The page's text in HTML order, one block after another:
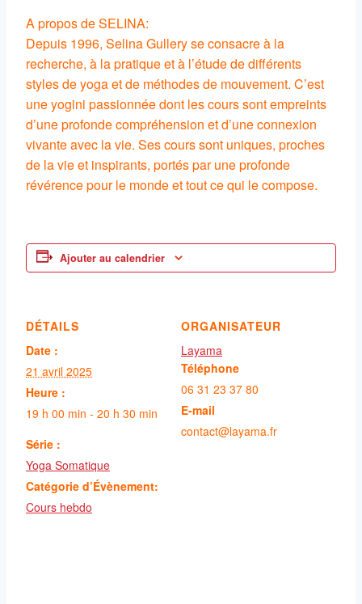
A propos de SELINA:
Depuis 1996, Selina Gullery se consacre à la
recherche, à la pratique et à l’étude de différents
styles de yoga et de méthodes de mouvement. C’est
une yogini passionnée dont les cours sont empreints
d’une profonde compréhension et d’une connexion
vivante avec la vie. Ses cours sont uniques, proches
de la vie et inspirants, portés par une profonde
révérence pour le monde et tout ce qui le compose.
Ajouter au calendrier
DÉTAILS
Date :
21 avril 2025
Heure :
19 h 00 min - 20 h 30 min
Série :
Yoga Somatique
Catégorie d’Évènement:
Cours hebdo
ORGANISATEUR
Layama
Téléphone
06 31 23 37 80
E-mail
contact@layama.fr